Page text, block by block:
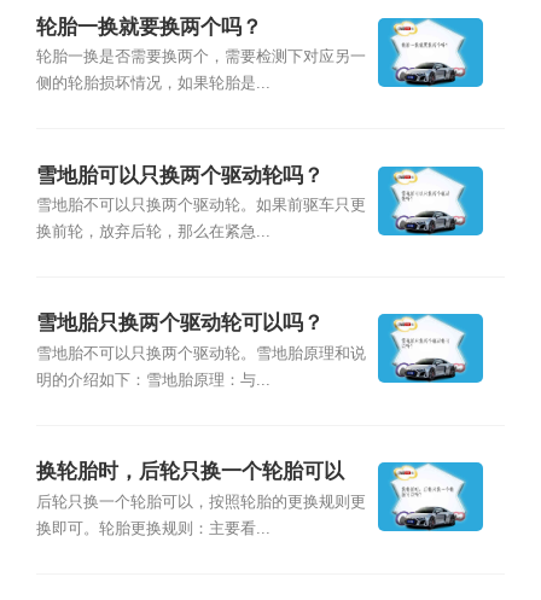
轮胎一换就要换两个吗？
轮胎一换是否需要换两个，需要检测下对应另一
侧的轮胎损坏情况，如果轮胎是...
雪地胎可以只换两个驱动轮吗？
雪地胎不可以只换两个驱动轮。如果前驱车只更
换前轮，放弃后轮，那么在紧急...
雪地胎只换两个驱动轮可以吗？
雪地胎不可以只换两个驱动轮。雪地胎原理和说
明的介绍如下：雪地胎原理：与...
换轮胎时，后轮只换一个轮胎可以
吗？
后轮只换一个轮胎可以，按照轮胎的更换规则更
换即可。轮胎更换规则：主要看...